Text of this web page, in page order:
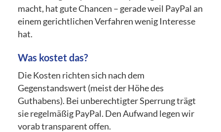
macht, hat gute Chancen – gerade weil PayPal an
einem gerichtlichen Verfahren wenig Interesse
hat.
Was kostet das?
Die Kosten richten sich nach dem
Gegenstandswert (meist der Höhe des
Guthabens). Bei unberechtigter Sperrung trägt
sie regelmäßig PayPal. Den Aufwand legen wir
vorab transparent offen.